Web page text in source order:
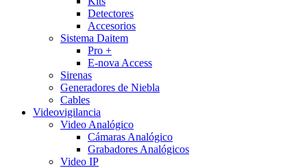
Detectores
Accesorios
Sistema Daitem
Pro +
E-nova Access
Sirenas
Generadores de Niebla
Cables
Videovigilancia
Video Analógico
Cámaras Analógico
Grabadores Analógicos
Video IP